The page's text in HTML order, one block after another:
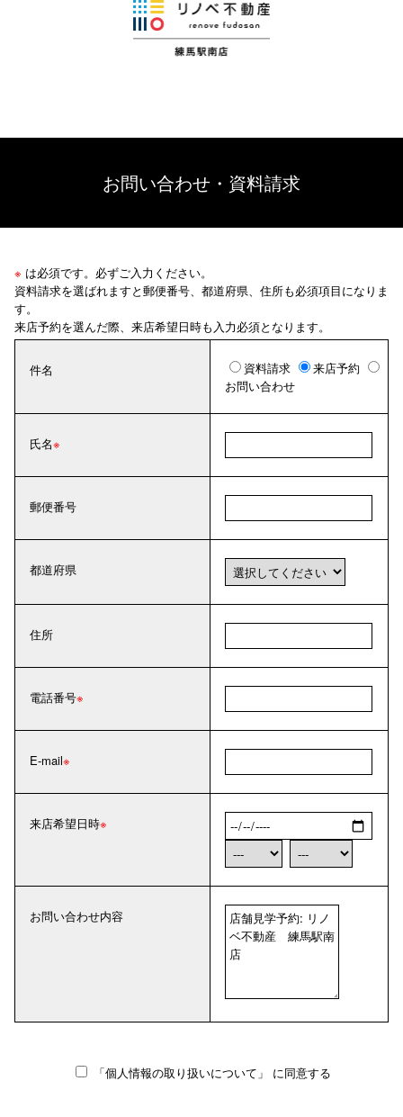
お問い合わせ・資料請求
※ は必須です。必ずご入力ください。
資料請求を選ばれますと郵便番号、都道府県、住所も必須項目になりま
す。
来店予約を選んだ際、来店希望日時も入力必須となります。
件名 資料請求
来店予約
お問い合わせ
氏名
郵便番号
都道府県
住所
電話番号
E-mail
来店希望日時
お問い合わせ内容
「個人情報の取り扱いについて」 に同意する